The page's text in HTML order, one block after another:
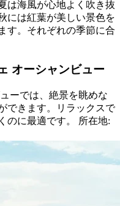
は海風が心地よく吹き抜
には紅葉が美しい景色を
す。それぞれの季節に合
オーシャンビュー
ーでは、絶景を眺めな
できます。リラックスで
のに最適です。 所在地: